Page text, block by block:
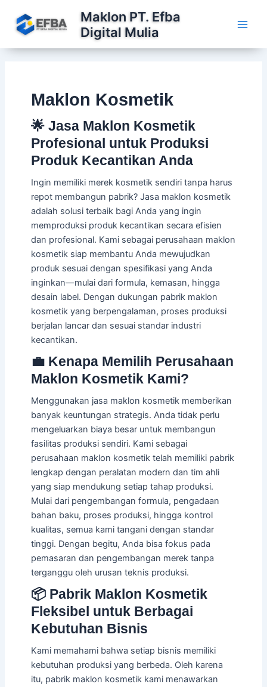
konten
Maklon PT. Efba
Digital Mulia
Maklon Kosmetik
🌟 Jasa Maklon Kosmetik
Profesional untuk Produksi
Produk Kecantikan Anda
Ingin memiliki merek kosmetik sendiri tanpa harus
repot membangun pabrik? Jasa maklon kosmetik
adalah solusi terbaik bagi Anda yang ingin
memproduksi produk kecantikan secara efisien
dan profesional. Kami sebagai perusahaan maklon
kosmetik siap membantu Anda mewujudkan
produk sesuai dengan spesifikasi yang Anda
inginkan—mulai dari formula, kemasan, hingga
desain label. Dengan dukungan pabrik maklon
kosmetik yang berpengalaman, proses produksi
berjalan lancar dan sesuai standar industri
kecantikan.
💼 Kenapa Memilih Perusahaan
Maklon Kosmetik Kami?
Menggunakan jasa maklon kosmetik memberikan
banyak keuntungan strategis. Anda tidak perlu
mengeluarkan biaya besar untuk membangun
fasilitas produksi sendiri. Kami sebagai
perusahaan maklon kosmetik telah memiliki pabrik
lengkap dengan peralatan modern dan tim ahli
yang siap mendukung setiap tahap produksi.
Mulai dari pengembangan formula, pengadaan
bahan baku, proses produksi, hingga kontrol
kualitas, semua kami tangani dengan standar
tinggi. Dengan begitu, Anda bisa fokus pada
pemasaran dan pengembangan merek tanpa
terganggu oleh urusan teknis produksi.
📦 Pabrik Maklon Kosmetik
Fleksibel untuk Berbagai
Kebutuhan Bisnis
Kami memahami bahwa setiap bisnis memiliki
kebutuhan produksi yang berbeda. Oleh karena
itu, pabrik maklon kosmetik kami menawarkan